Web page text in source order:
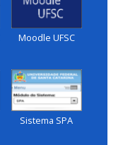
Moodle UFSC
Sistema SPA